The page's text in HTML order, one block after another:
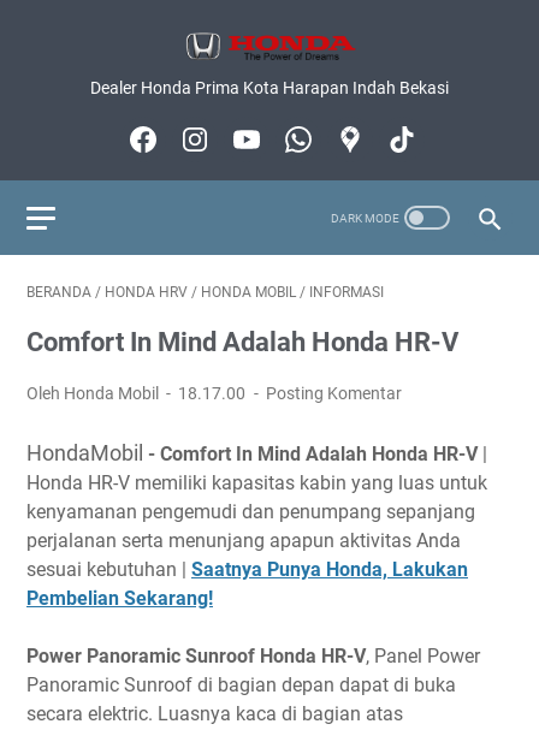
Dealer Honda Prima Kota Harapan Indah Bekasi
BERANDA / HONDA HRV / HONDA MOBIL / INFORMASI
Comfort In Mind Adalah Honda HR-V
Oleh Honda Mobil 18.17.00 Posting Komentar
HondaMobil - Comfort In Mind Adalah Honda HR-V|
Honda HR-V memiliki kapasitas kabin yang luas untuk
kenyamanan pengemudi dan penumpang sepanjang
perjalanan serta menunjang apapun aktivitas Anda
sesuai kebutuhan | Saatnya Punya Honda, Lakukan
Pembelian Sekarang!
Power Panoramic Sunroof Honda HR-V, Panel Power
Panoramic Sunroof di bagian depan dapat di buka
secara elektric. Luasnya kaca di bagian atas